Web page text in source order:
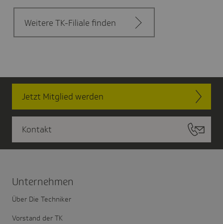
Weitere TK-Filiale finden
Jetzt Mitglied werden
Kontakt
Unter­nehmen
Über Die Techniker
Vorstand der TK